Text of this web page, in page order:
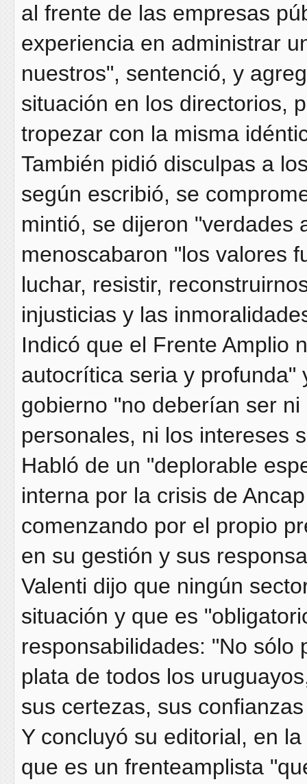
al frente de las empresas
experiencia en administrar
nuestros", sentenció, y
situación en los directorios,
tropezar con la misma
También pidió disculpas a
según escribió, se
mintió, se dijeron "verdades
menoscabaron "los valores
luchar, resistir,
injusticias y las
Indicó que el Frente Amplio
autocrítica seria y profunda"
gobierno "no deberían ser
personales, ni los intereses
Habló de un "deplorable
interna por la crisis de
comenzando por el propio
en su gestión y sus
Valenti dijo que ningún
situación y que es
responsabilidades: "No sólo
plata de todos los
sus certezas, sus
Y concluyó su editorial, en
que es un frenteamplista